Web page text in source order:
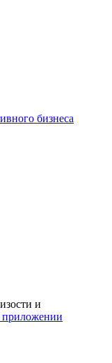
бизнеса
и